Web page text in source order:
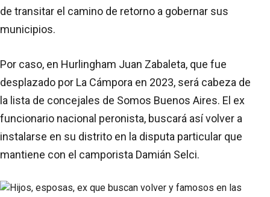
de transitar el camino de retorno a gobernar sus
municipios.
Por caso, en Hurlingham Juan Zabaleta, que fue
desplazado por La Cámpora en 2023, será cabeza de
la lista de concejales de Somos Buenos Aires. El ex
funcionario nacional peronista, buscará así volver a
instalarse en su distrito en la disputa particular que
mantiene con el camporista Damián Selci.